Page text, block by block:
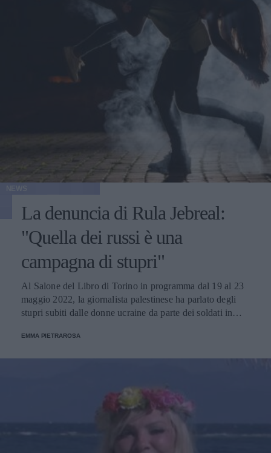
La denuncia di Rula Jebreal:
"Quella dei russi è una
campagna di stupri"
Al Salone del Libro di Torino in programma dal 19 al 23
maggio 2022, la giornalista palestinese ha parlato degli
stupri subiti dalle donne ucraine da parte dei soldati in
EMMA PIETRAROSA